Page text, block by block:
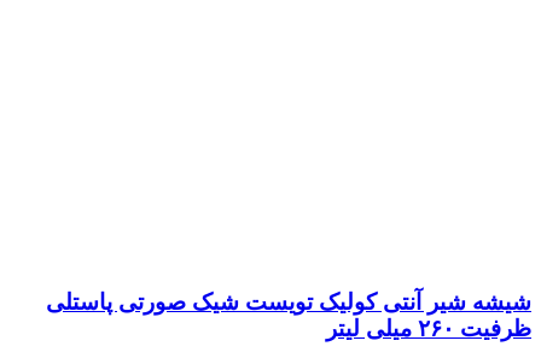
شیشه شیر آنتی کولیک تویست شیک صورتی پاستلی
ظرفیت ۲۶۰ میلی لیتر